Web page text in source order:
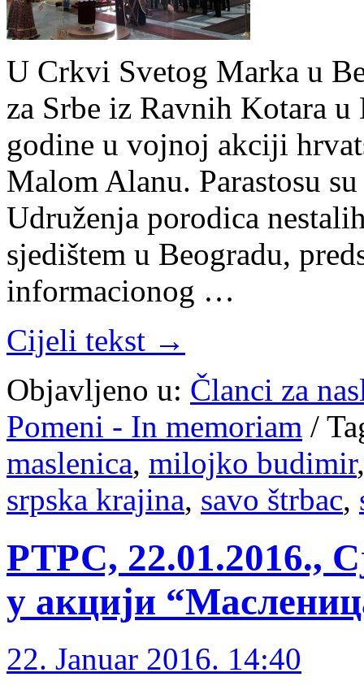
U Crkvi Svetog Marka u
za Srbe iz Ravnih Kotara
godine u vojnoj akciji
Malom Alanu. Parastosu
Udruženja porodica
sjedištem u Beogradu,
informacionog …
Cijeli tekst →
Objavljeno u: Članci za
Pomeni - In memoriam /
maslenica, milojko budimir
srpska krajina, savo štrbac,
РТРС, 22.01.2016.,
у акцији
22. Januar 2016. 14:40